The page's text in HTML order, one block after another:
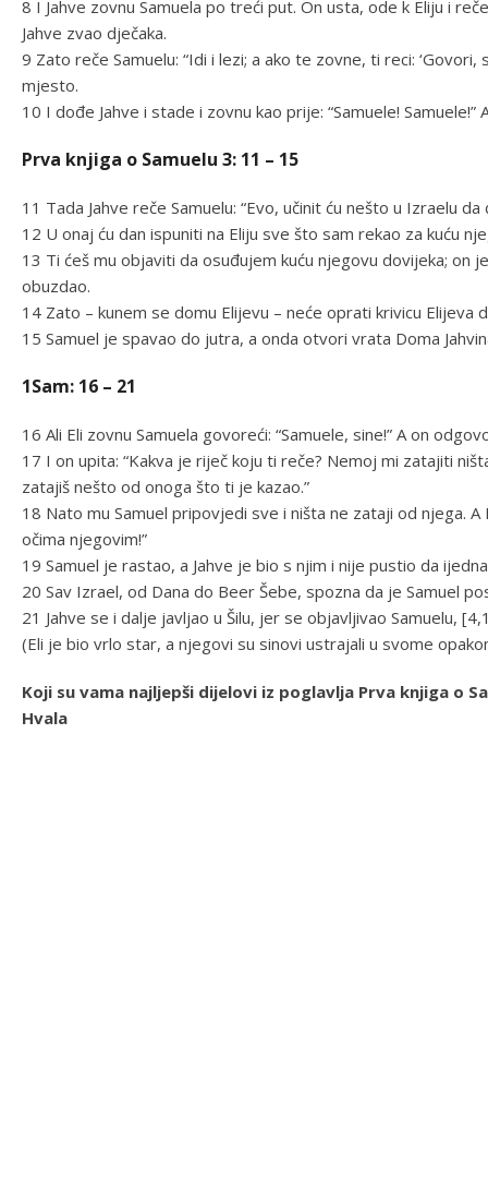
8 I Jahve zovnu Samuela po treći put. On usta, ode k Eliju i
Jahve zvao dječaka.
9 Zato reče Samuelu: “Idi i lezi; a ako te zovne, ti reci:
mjesto.
10 I dođe Jahve i stade i zovnu kao prije: “Samuele!
Prva knjiga o Samuelu 3: 11 – 15
11 Tada Jahve reče Samuelu: “Evo, učinit ću nešto u Izraelu
12 U onaj ću dan ispuniti na Eliju sve što sam rekao za kuću
13 Ti ćeš mu objaviti da osuđujem kuću njegovu dovijeka; on
obuzdao.
14 Zato – kunem se domu Elijevu – neće oprati krivicu Elijeva
15 Samuel je spavao do jutra, a onda otvori vrata Doma
1Sam: 16 – 21
16 Ali Eli zovnu Samuela govoreći: “Samuele, sine!” A on
17 I on upita: “Kakva je riječ koju ti reče? Nemoj mi zatajiti
zatajiš nešto od onoga što ti je kazao.”
18 Nato mu Samuel pripovjedi sve i ništa ne zataji od njega. A
očima njegovim!”
19 Samuel je rastao, a Jahve je bio s njim i nije pustio da
20 Sav Izrael, od Dana do Beer Šebe, spozna da je Samuel
21 Jahve se i dalje javljao u Šilu, jer se objavljivao Samuelu,
(Eli je bio vrlo star, a njegovi su sinovi ustrajali u svome
Koji su vama najljepši dijelovi iz poglavlja Prva knjiga o
Hvala